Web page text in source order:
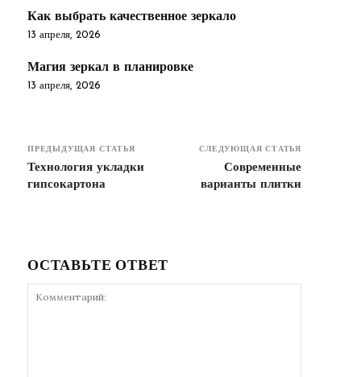
Как выбрать качественное зеркало
13 апреля, 2026
Магия зеркал в планировке
13 апреля, 2026
ПРЕДЫДУЩАЯ СТАТЬЯ
Технология укладки
гипсокартона
СЛЕДУЮЩАЯ СТАТЬЯ
Современные
варианты плитки
ОСТАВЬТЕ ОТВЕТ